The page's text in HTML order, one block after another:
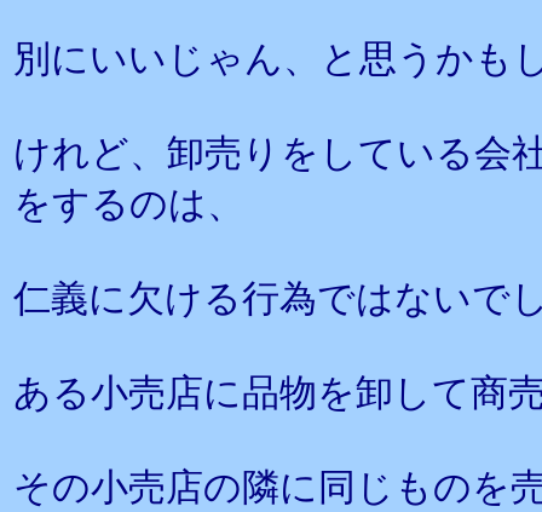
別にいいじゃん、と思うかも
けれど、卸売りをしている会
をするのは、
仁義に欠ける行為ではないで
ある小売店に品物を卸して商
その小売店の隣に同じものを